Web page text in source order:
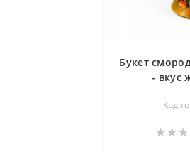
Букет
- вкус
агата -
Код